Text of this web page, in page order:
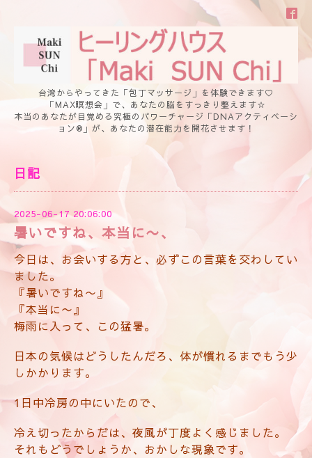
台湾からやってきた「包丁マッサージ」を体験できます♡
「MAX瞑想会」で、あなたの脳をすっきり整えます☆
本当のあなたが目覚める究極のパワーチャージ「DNAアクティベーシ
ョン®」が、あなたの潜在能力を開花させます！
日記
2025-06-17 20:06:00
暑いですね、本当に〜、
今日は、お会いする方と、必ずこの言葉を交わしてい
ました。
『暑いですね〜』
『本当に〜』
梅雨に入って、この猛暑。
日本の気候はどうしたんだろ、体が慣れるまでもう少
しかかります。
1日中冷房の中にいたので、
冷え切ったからだは、夜風が丁度よく感じました。
それもどうでしょうか、おかしな現象です。